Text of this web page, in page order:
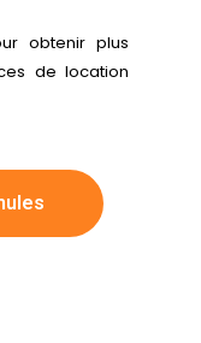
obtenir plus
de location